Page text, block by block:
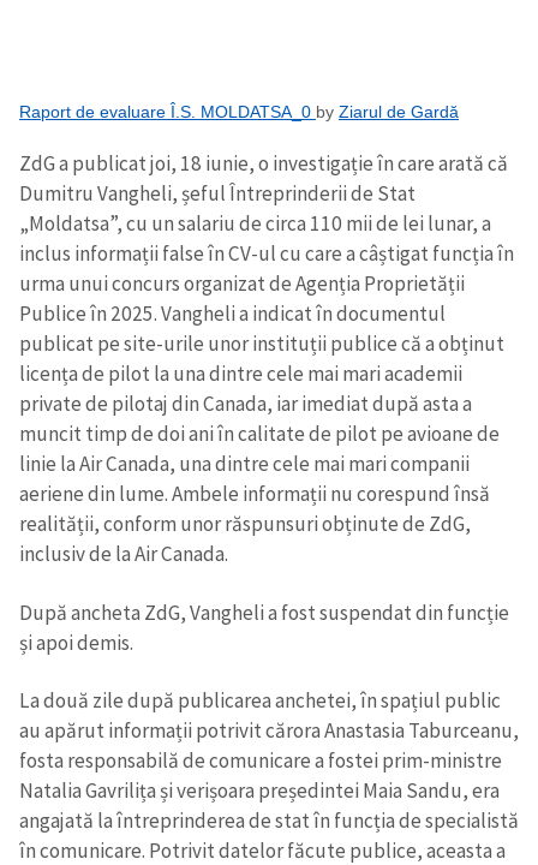
Raport de evaluare Î.S. MOLDATSA_0 by Ziarul de Gardă
ZdG a publicat joi, 18 iunie, o investigație în care arată că
Dumitru Vangheli, șeful Întreprinderii de Stat
„Moldatsa”, cu un salariu de circa 110 mii de lei lunar, a
inclus informații false în CV-ul cu care a câștigat funcția în
urma unui concurs organizat de Agenția Proprietății
Publice în 2025. Vangheli a indicat în documentul
publicat pe site-urile unor instituții publice că a obținut
licența de pilot la una dintre cele mai mari academii
private de pilotaj din Canada, iar imediat după asta a
muncit timp de doi ani în calitate de pilot pe avioane de
linie la Air Canada, una dintre cele mai mari companii
aeriene din lume. Ambele informații nu corespund însă
realității, conform unor răspunsuri obținute de ZdG,
inclusiv de la Air Canada.
După ancheta ZdG, Vangheli a fost suspendat din funcție
și apoi demis.
La două zile după publicarea anchetei, în spațiul public
au apărut informații potrivit cărora Anastasia Taburceanu,
fosta responsabilă de comunicare a fostei prim-ministre
Natalia Gavrilița și verișoara președintei Maia Sandu, era
angajată la întreprinderea de stat în funcția de specialistă
în comunicare. Potrivit datelor făcute publice, aceasta a